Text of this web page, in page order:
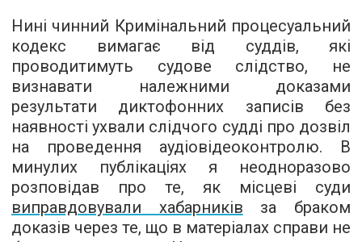
Нині чинний Кримінальний процесуальний
кодекс вимагає від суддів, які
проводитимуть судове слідство, не
визнавати належними доказами
результати диктофонних записів без
наявності ухвали слідчого судді про дозвіл
на проведення аудіовідеоконтролю. В
минулих публікаціях я неодноразово
розповідав про те, як місцеві суди
виправдовували хабарників за браком
доказів через те, що в матеріалах справи не